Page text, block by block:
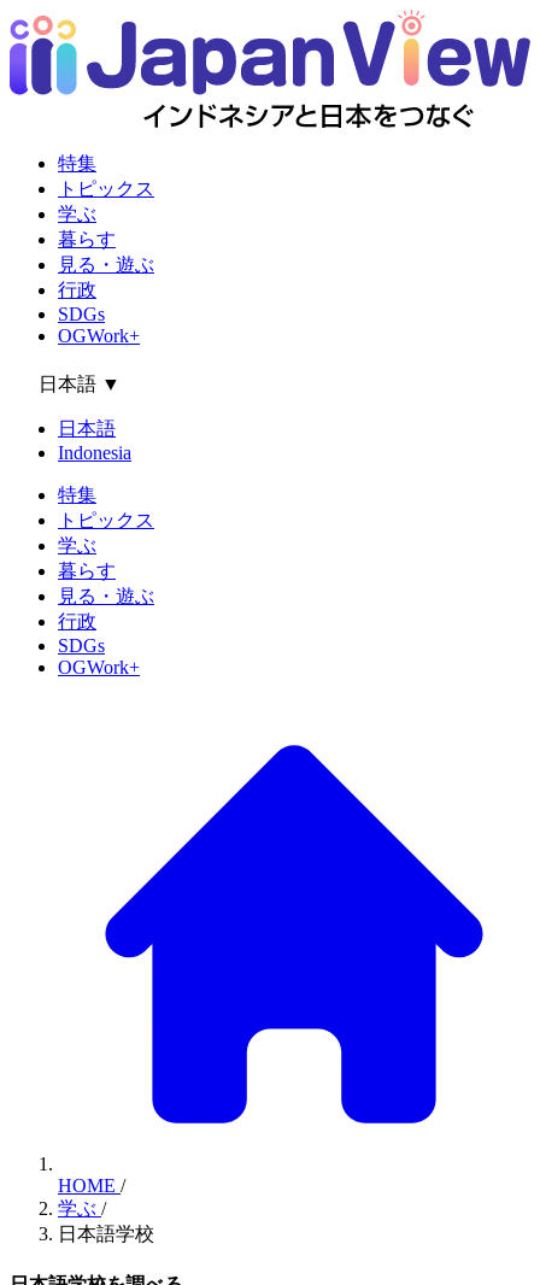
特集
トピックス
学ぶ
暮らす
見る・遊ぶ
行政
SDGs
OGWork+
日本語 ▼
日本語
Indonesia
特集
トピックス
学ぶ
暮らす
見る・遊ぶ
行政
SDGs
OGWork+
HOME /
学ぶ /
日本語学校